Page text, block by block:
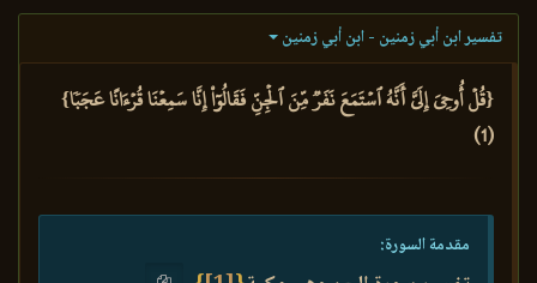
تفسير ابن أبي زمنين - ابن أبي زمنين
{قُلۡ أُوحِيَ إِلَيَّ أَنَّهُ ٱسۡتَمَعَ نَفَرٞ مِّنَ ٱلۡجِنِّ فَقَالُوٓاْ إِنَّا سَمِعۡنَا قُرۡءَانًا عَجَبٗا}
(1)
مقدمة السورة: